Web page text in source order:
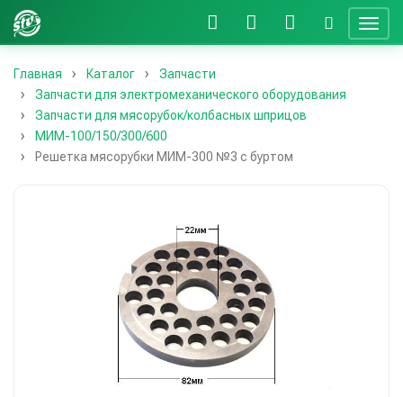
Главная Каталог
Запчасти
Запчасти для электромеханического оборудования
Запчасти для мясорубок/колбасных шприцов
MИМ-100/150/300/600
Решетка мясорубки МИМ-300 №3 с буртом